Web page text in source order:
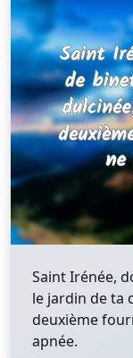
Saint Irénée,
le jardin de ta
deuxième
apnée.